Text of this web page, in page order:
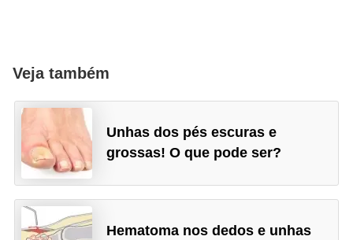
Veja também
Unhas dos pés escuras e
grossas! O que pode ser?
Hematoma nos dedos e unhas